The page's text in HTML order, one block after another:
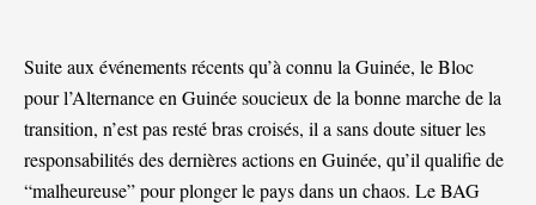
Suite aux événements récents qu’à connu la Guinée, le Bloc
pour l’Alternance en Guinée soucieux de la bonne marche de la
transition, n’est pas resté bras croisés, il a sans doute situer les
responsabilités des dernières actions en Guinée, qu’il qualifie de
“malheureuse” pour plonger le pays dans un chaos. Le BAG